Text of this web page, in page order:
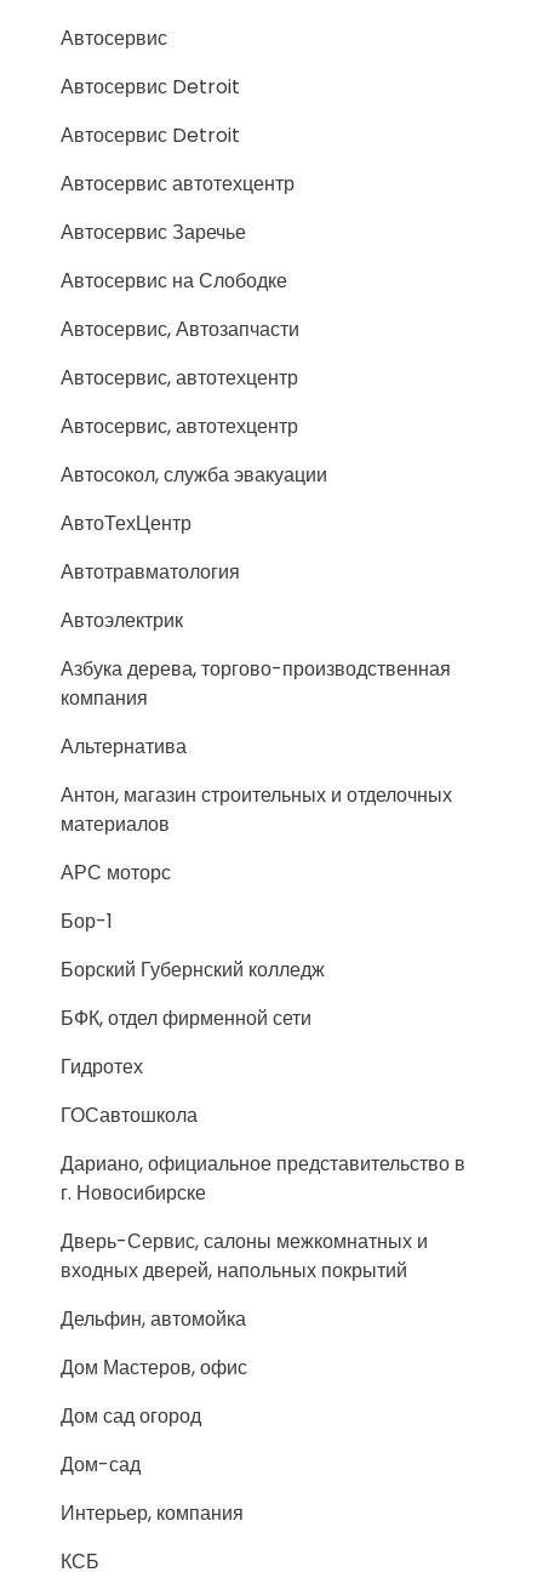
Автосервис
Автосервис Detroit
Автосервис Detroit
Автосервис автотехцентр
Автосервис Заречье
Автосервис на Слободке
Автосервис, Автозапчасти
Автосервис, автотехцентр
Автосервис, автотехцентр
Автосокол, служба эвакуации
АвтоТехЦентр
Автотравматология
Автоэлектрик
Азбука дерева, торгово-производственная
компания
Альтернатива
Антон, магазин строительных и отделочных
материалов
АРС моторс
Бор-1
Борский Губернский колледж
БФК, отдел фирменной сети
Гидротех
ГОСавтошкола
Дариано, официальное представительство в
г. Новосибирске
Дверь-Сервис, салоны межкомнатных и
входных дверей, напольных покрытий
Дельфин, автомойка
Дом Мастеров, офис
Дом сад огород
Дом-сад
Интерьер, компания
КСБ